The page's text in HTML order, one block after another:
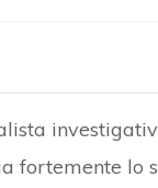
fortemente lo